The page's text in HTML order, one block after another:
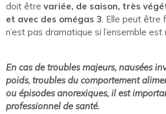
doit être variée, de saison, très
et avec des omégas 3. Elle peut être
n’est pas dramatique si l’ensemble est
En cas de troubles majeurs, nausées
poids, troubles du comportement
ou épisodes anorexiques, il est
professionnel de santé.